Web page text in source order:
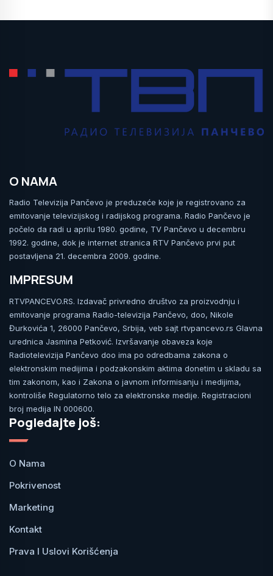
O NAMA
Radio Televizija Pančevo je preduzeće koje je registrovano za
emitovanje televizijskog i radijskog programa. Radio Pančevo je
počelo da radi u aprilu 1980. godine, TV Pančevo u decembru
1992. godine, dok je internet stranica RTV Pančevo prvi put
postavljena 21. decembra 2009. godine.
IMPRESUM
RTVPANCEVO.RS. Izdavač privredno društvo za proizvodnju i
emitovanje programa Radio-televizija Pančevo, doo, Nikole
Đurkovića 1, 26000 Pančevo, Srbija, veb sajt rtvpancevo.rs Glavna
urednica Jasmina Petković. Izvršavanje obaveza koje
Radiotelevizija Pančevo doo ima po odredbama zakona o
elektronskim medijima i podzakonskim aktima donetim u skladu sa
tim zakonom, kao i Zakona o javnom informisanju i medijima,
kontroliše Regulatorno telo za elektronske medije. Registracioni
broj medija IN 000600.
Pogledajte još:
O Nama
Pokrivenost
Marketing
Kontakt
Prava I Uslovi Korišćenja